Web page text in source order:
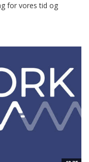
for vores tid og